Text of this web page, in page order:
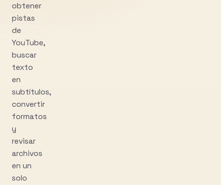
obtener
pistas
de
YouTube,
buscar
texto
en
subtítulos,
convertir
formatos
y
revisar
archivos
en un
solo